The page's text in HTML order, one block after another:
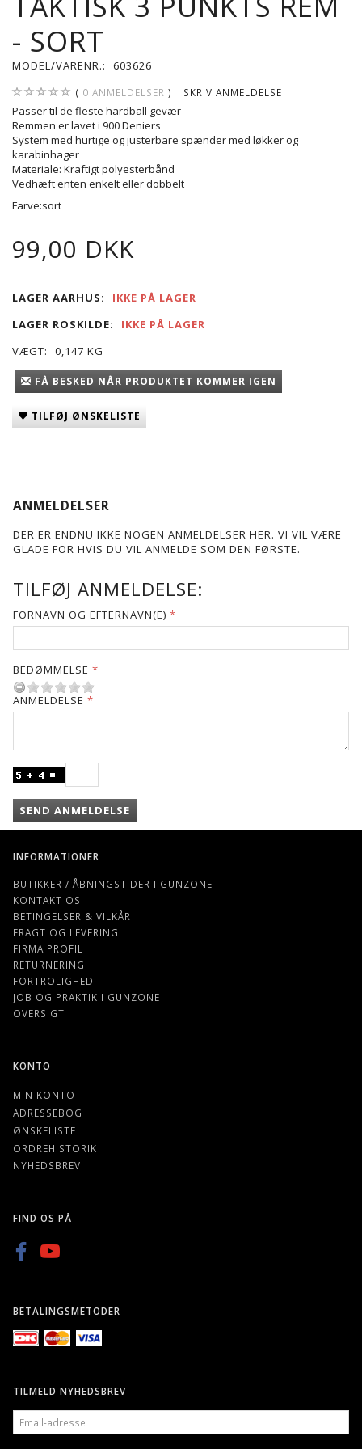
- SORT
MODEL/VARENR.: 603626
0 ANMELDELSER SKRIV ANMELDELSE
Passer til de fleste hardball gevær
Remmen er lavet i 900 Deniers
System med hurtige og justerbare spænder med løkker og
karabinhager
Materiale: Kraftigt polyesterbånd
Vedhæft enten enkelt eller dobbelt
Farve:sort
99,00 DKK
LAGER AARHUS:
IKKE PÅ LAGER
LAGER ROSKILDE:
IKKE PÅ LAGER
VÆGT:
0,147 KG
FÅ BESKED NÅR PRODUKTET KOMMER IGEN
TILFØJ ØNSKELISTE
ANMELDELSER
DER ER ENDNU IKKE NOGEN ANMELDELSER HER. VI VIL VÆRE
GLADE FOR HVIS DU VIL ANMELDE SOM DEN FØRSTE.
TILFØJ ANMELDELSE:
FORNAVN OG EFTERNAVN(E)
BEDØMMELSE
ANMELDELSE
SEND ANMELDELSE
INFORMATIONER
BUTIKKER / ÅBNINGSTIDER I GUNZONE
KONTAKT OS
BETINGELSER & VILKÅR
FRAGT OG LEVERING
FIRMA PROFIL
RETURNERING
FORTROLIGHED
JOB OG PRAKTIK I GUNZONE
OVERSIGT
KONTO
MIN KONTO
ADRESSEBOG
ØNSKELISTE
ORDREHISTORIK
NYHEDSBREV
FIND OS PÅ
BETALINGSMETODER
TILMELD NYHEDSBREV
EMAIL-
ADRESSE